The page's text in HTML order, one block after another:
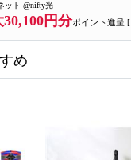
ット @nifty光
円分ポイント進呈 [
め